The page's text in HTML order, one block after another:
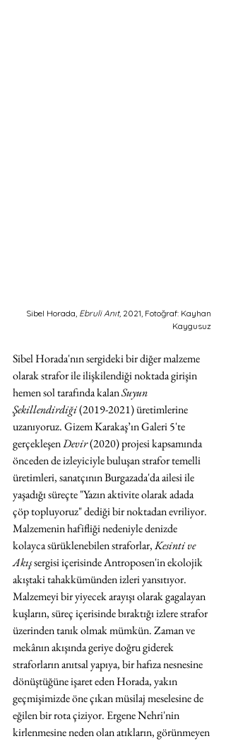
Sibel Horada, Ebruli Anıt, 2021, Fotoğraf: Kayhan
Kaygusuz
Sibel Horada'nın sergideki bir diğer malzeme
olarak strafor ile ilişkilendiği noktada girişin
hemen sol tarafında kalan Suyun
Şekillendirdiği (2019-2021) üretimlerine
uzanıyoruz. Gizem Karakaş’ın Galeri 5'te
gerçekleşen Devir (2020) projesi kapsamında
önceden de izleyiciyle buluşan strafor temelli
üretimleri, sanatçının Burgazada'da ailesi ile
yaşadığı süreçte "Yazın aktivite olarak adada
çöp topluyoruz" dediği bir noktadan evriliyor.
Malzemenin hafifliği nedeniyle denizde
kolayca sürüklenebilen straforlar, Kesinti ve
Akış sergisi içerisinde Antroposen'in ekolojik
akıştaki tahakkümünden izleri yansıtıyor.
Malzemeyi bir yiyecek arayışı olarak gagalayan
kuşların, süreç içerisinde bıraktığı izlere strafor
üzerinden tanık olmak mümkün. Zaman ve
mekânın akışında geriye doğru giderek
straforların anıtsal yapıya, bir hafıza nesnesine
dönüştüğüne işaret eden Horada, yakın
geçmişimizde öne çıkan müsilaj meselesine de
eğilen bir rota çiziyor. Ergene Nehri'nin
kirlenmesine neden olan atıkların, görünmeyen